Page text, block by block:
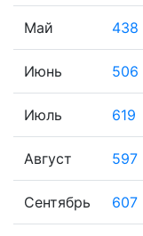
Май 438
Июнь 506
Июль 619
Август 597
Сентябрь 607